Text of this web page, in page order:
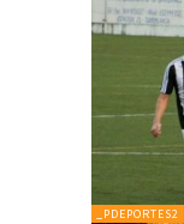
_PDEPORTES2